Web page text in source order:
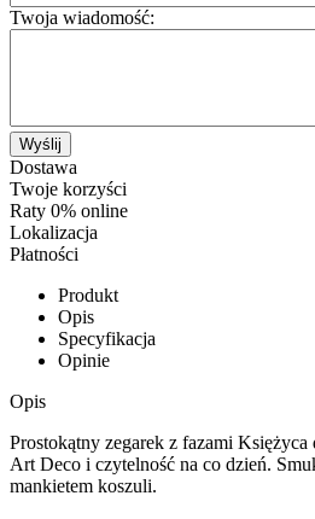
Twoja wiadomość:
Wyślij
Dostawa
Twoje korzyści
Raty 0% online
Lokalizacja
Płatności
Produkt
Opis
Specyfikacja
Opinie
Opis
Prostokątny zegarek z fazami
Art Deco i czytelność na co dzień.
mankietem koszuli.